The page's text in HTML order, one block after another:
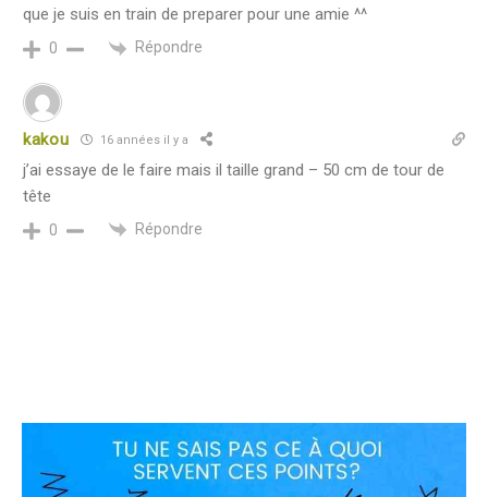
que je suis en train de preparer pour une amie ^^
0 Répondre
kakou 16 années il y a
j’ai essaye de le faire mais il taille grand – 50 cm de tour de
tête
0 Répondre